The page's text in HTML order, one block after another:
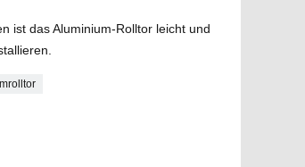
ist das Aluminium-Rolltor leicht und